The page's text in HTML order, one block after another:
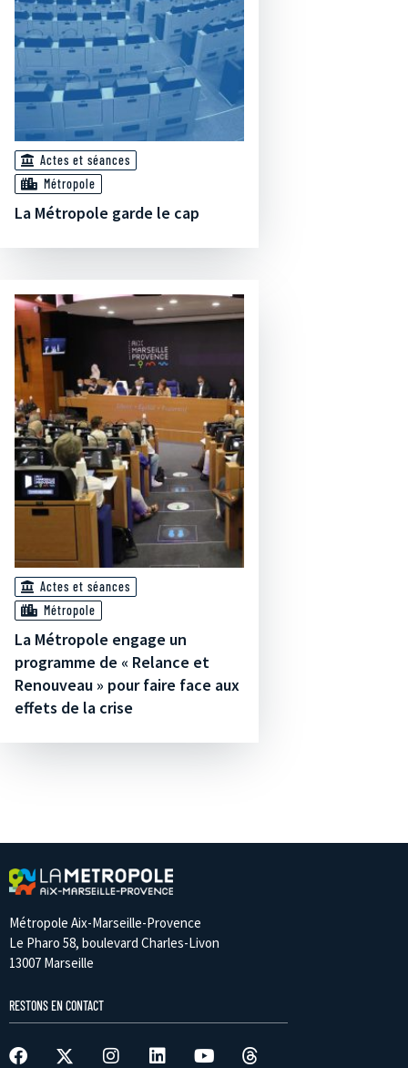
Actes et séances
Métropole
La Métropole garde le cap
Actes et séances
Métropole
La Métropole engage un
programme de « Relance et
Renouveau » pour faire face aux
effets de la crise
Métropole Aix-Marseille-Provence
Le Pharo 58, boulevard Charles-Livon
13007 Marseille
RESTONS EN CONTACT